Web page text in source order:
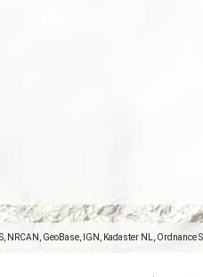
NRCAN, GeoBase, IGN, Kadaster NL,